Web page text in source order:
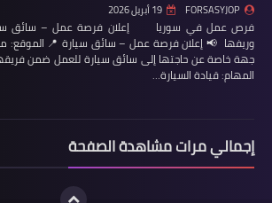
FORSASYJOP 19 أبريل 2026
فرص عمل في سوريا إعلان فرصة عمل – سائق
وريفها 📢 إعلان فرصة عمل – سائق سيارة 📍 الموقع:
جهة خاصة عن حاجتها إلى سائق سيارة للعمل ضمن
المهام: قيادة السيارة…
إجمالي مرات مشاهدة الصفحة